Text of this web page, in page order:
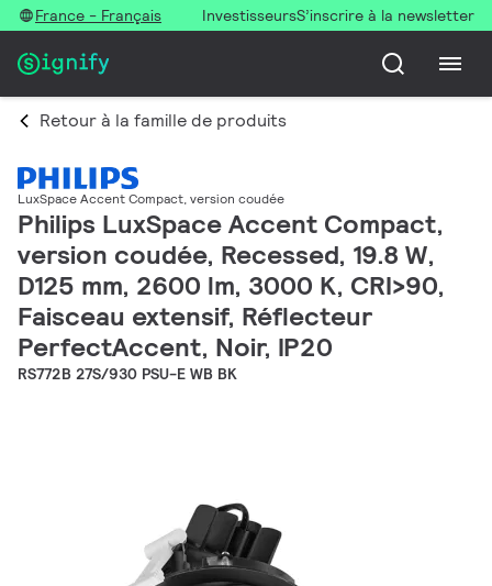
France - Français InvestisseursS’inscrire à la newsletter
Retour à la famille de produits
LuxSpace Accent Compact, version coudée
Philips LuxSpace Accent Compact,
version coudée, Recessed, 19.8 W,
D125 mm, 2600 lm, 3000 K, CRI>90,
Faisceau extensif, Réflecteur
PerfectAccent, Noir, IP20
RS772B 27S/930 PSU-E WB BK